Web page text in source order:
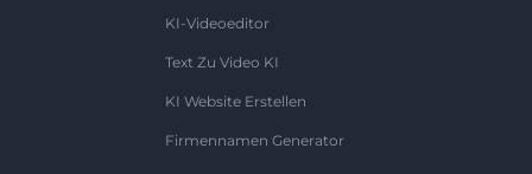
KI-Videoeditor
Text Zu Video KI
KI Website Erstellen
Firmennamen Generator